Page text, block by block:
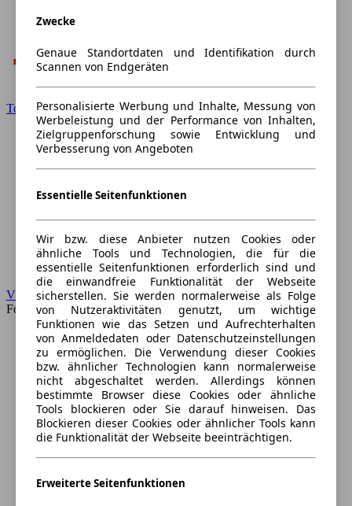
Toyota
VW
Forum
Zwecke
Genaue Standortdaten und Identifikation durch
Scannen von Endgeräten
Personalisierte Werbung und Inhalte, Messung von
Werbeleistung und der Performance von Inhalten,
Zielgruppenforschung sowie Entwicklung und
Verbesserung von Angeboten
Essentielle Seitenfunktionen
Wir bzw. diese Anbieter nutzen Cookies oder
ähnliche Tools und Technologien, die für die
essentielle Seitenfunktionen erforderlich sind und
die einwandfreie Funktionalität der Webseite
sicherstellen. Sie werden normalerweise als Folge
von Nutzeraktivitäten genutzt, um wichtige
Funktionen wie das Setzen und Aufrechterhalten
von Anmeldedaten oder Datenschutzeinstellungen
zu ermöglichen. Die Verwendung dieser Cookies
bzw. ähnlicher Technologien kann normalerweise
nicht abgeschaltet werden. Allerdings können
bestimmte Browser diese Cookies oder ähnliche
Tools blockieren oder Sie darauf hinweisen. Das
Blockieren dieser Cookies oder ähnlicher Tools kann
die Funktionalität der Webseite beeinträchtigen.
Erweiterte Seitenfunktionen